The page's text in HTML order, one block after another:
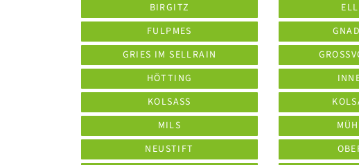
BIRGITZ
FULPMES
GRIES IM SELLRAIN
HÖTTING
KOLSASS
MILS
NEUSTIFT